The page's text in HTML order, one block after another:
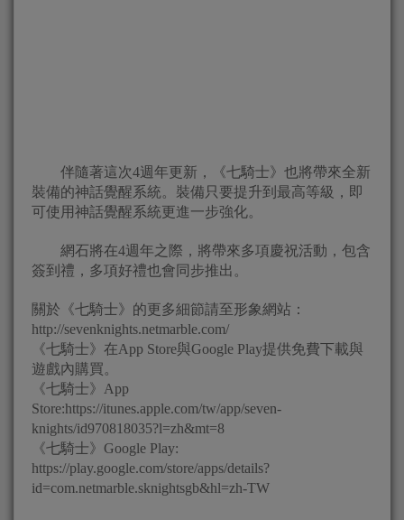
伴隨著這次4週年更新，《七騎士》也將帶來全新
裝備的神話覺醒系統。裝備只要提升到最高等級，即
可使用神話覺醒系統更進一步強化。
網石將在4週年之際，將帶來多項慶祝活動，包含
簽到禮，多項好禮也會同步推出。
關於《七騎士》的更多細節請至形象網站：
http://sevenknights.netmarble.com/
《七騎士》在App Store與Google Play提供免費下載與
遊戲內購買。
《七騎士》App
Store:https://itunes.apple.com/tw/app/seven-
knights/id970818035?l=zh&mt=8
《七騎士》Google Play:
https://play.google.com/store/apps/details?
id=com.netmarble.sknightsgb&hl=zh-TW